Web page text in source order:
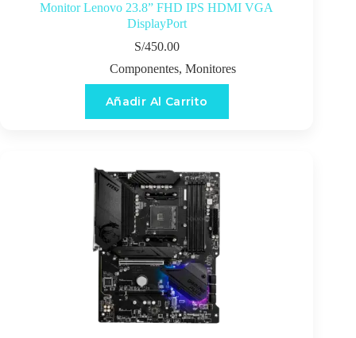
Monitor Lenovo 23.8” FHD IPS HDMI VGA
DisplayPort
S/450.00
Componentes, Monitores
Añadir Al Carrito